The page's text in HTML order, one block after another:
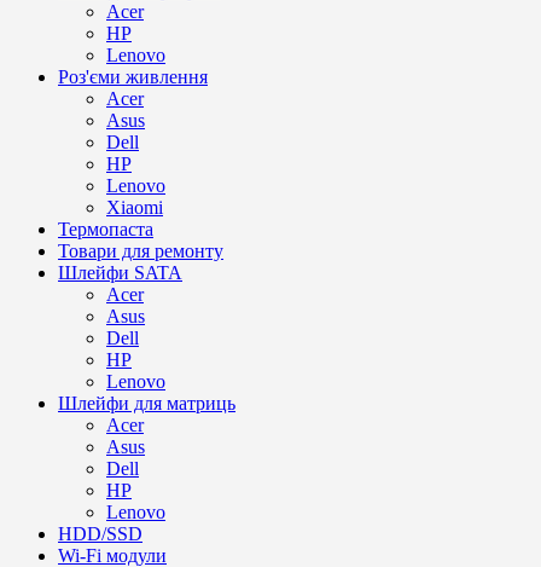
Acer
HP
Lenovo
Роз'єми живлення
Acer
Asus
Dell
HP
Lenovo
Xiaomi
Термопаста
Товари для ремонту
Шлейфи SATA
Acer
Asus
Dell
HP
Lenovo
Шлейфи для матриць
Acer
Asus
Dell
HP
Lenovo
HDD/SSD
Wi-Fi модули